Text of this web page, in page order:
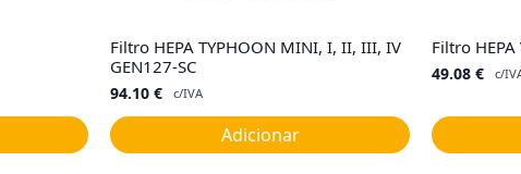
Filtro HEPA TYPHOON MINI, I, II, III, IV
GEN127-SC
94.10 € c/IVA
Adicionar
Filtro HEPA
49.08 € c/